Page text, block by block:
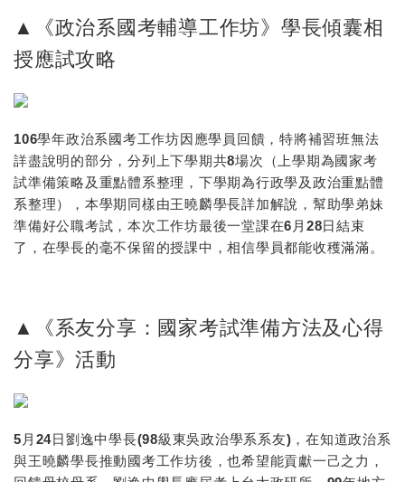
▲
《政治系國考輔導工作坊》學長傾囊相
授應試攻略
106學年政治系國考工作坊因應學員回饋，特將補習班無法
詳盡說明的部分，分列上下學期共8場次（上學期為國家考
試準備策略及重點體系整理，下學期為行政學及政治重點體
系整理），本學期同樣由王曉麟學長詳加解說，幫助學弟妹
準備好公職考試，本次工作坊最後一堂課在6月28日結束
了，在學長的毫不保留的授課中，相信學員都能收穫滿滿。
▲《系友分享：國家考試準備方法及心得
分享》活動
5月24日劉逸中學長(98級東吳政治學系系友)，在知道政治系
與王曉麟學長推動國考工作坊後，也希望能貢獻一己之力，